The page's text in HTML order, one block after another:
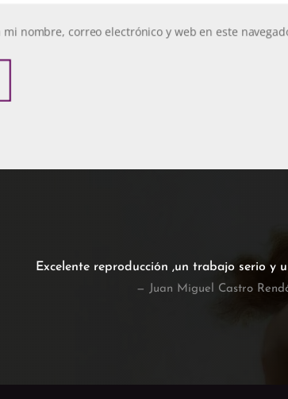
mi nombre, correo electrónico y web en este
Excelente reproducción ,un trabajo serio y
— Juan Miguel Castro